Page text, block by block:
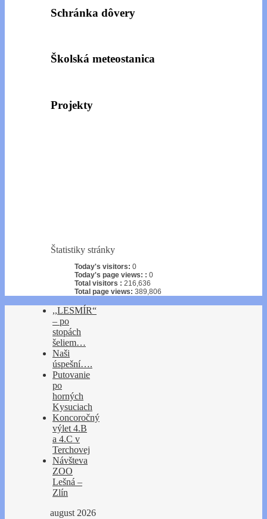
Schránka dôvery
Školská meteostanica
Projekty
Štatistiky stránky
Today's visitors: 0
Today's page views: : 0
Total visitors : 216,636
Total page views: 389,806
,,LESMÍR“
– po
stopách
šeliem…
Naši
úspešní….
Putovanie
po
horných
Kysuciach
Koncoročný
výlet 4.B
a 4.C v
Terchovej
Návšteva
ZOO
Lešná –
Zlín
august 2026